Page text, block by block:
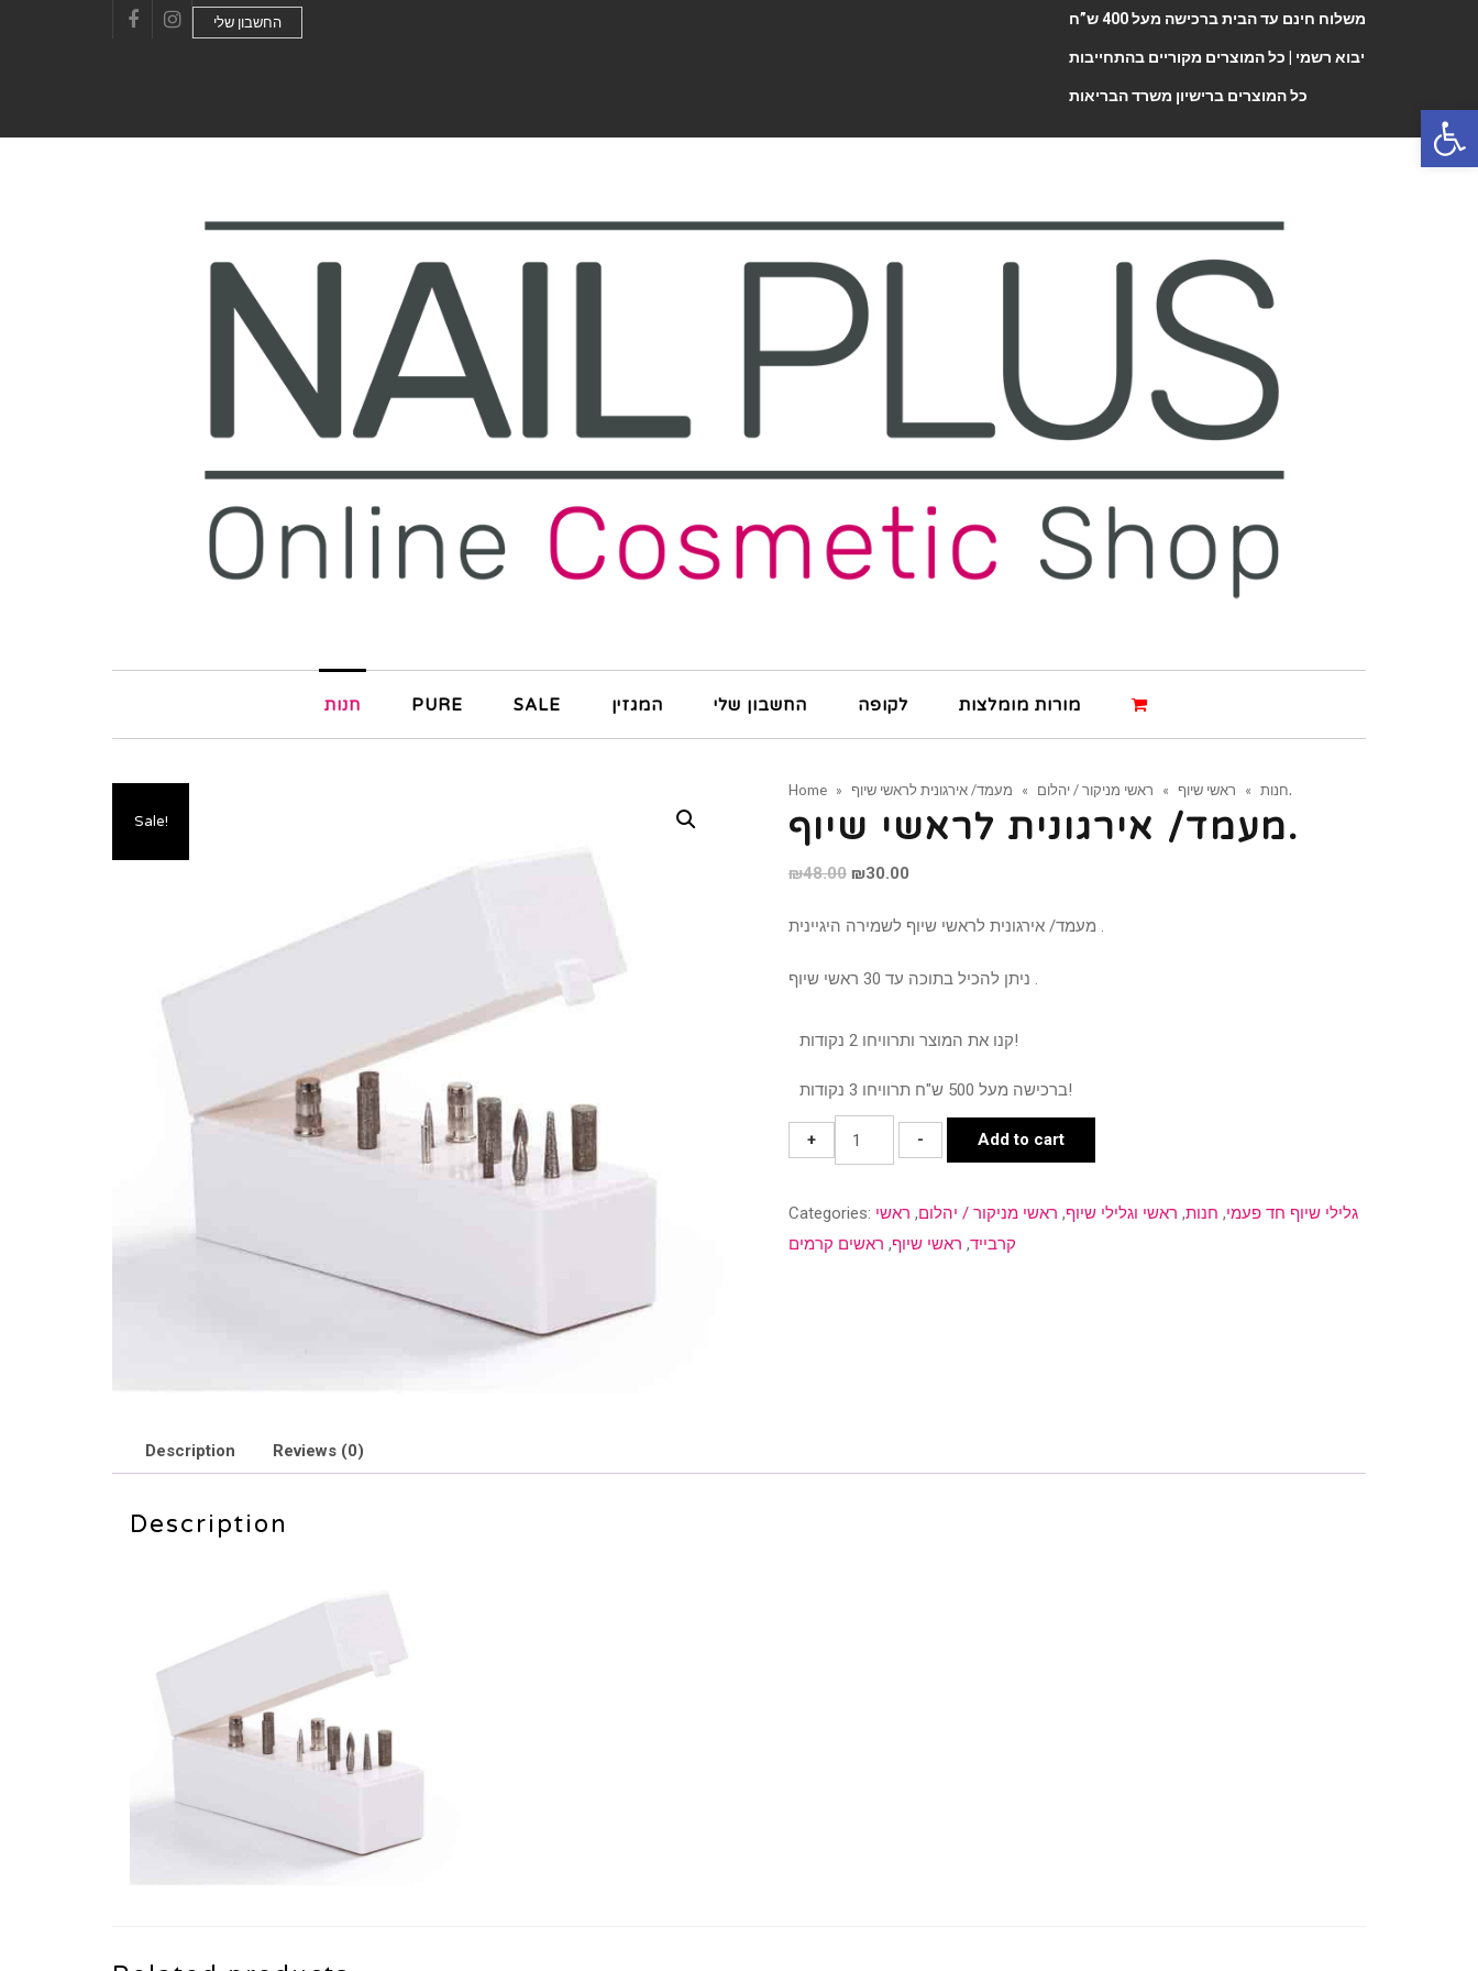
Instagram
החשבון שלי משלוח חינם עד הבית ברכישה מעל 400 ש”ח
יבוא רשמי | כל המוצרים מקוריים בהתחייבות
כל המוצרים ברישיון משרד הבריאות
חנות PURE SALE המגזין החשבון שלי לקופה מורות מומלצות
Sale!
Home » חנות » ראשי שיוף » ראשי מניקור / יהלום » מעמד/ אירגונית לראשי שיוף.
מעמד/ אירגונית לראשי שיוף.
₪48.00 Original
was:
₪30.00
is:
מעמד/ אירגונית לראשי שיוף לשמירה היגיינית .
ניתן להכיל בתוכה עד 30 ראשי שיוף .
קנו את המוצר ותרוויחו 2 נקודות!
ברכישה מעל 500 ש"ח תרוויחו 3 נקודות!
+
מעמד/
אירגונית
שיוף.
quantity
- Add to cart
Categories: גלילי שיוף חד פעמי, חנות, ראשי וגלילי שיוף, ראשי מניקור / יהלום, ראשי
קרבייד, ראשי שיוף, ראשים קרמים
Description Reviews (0)
Description